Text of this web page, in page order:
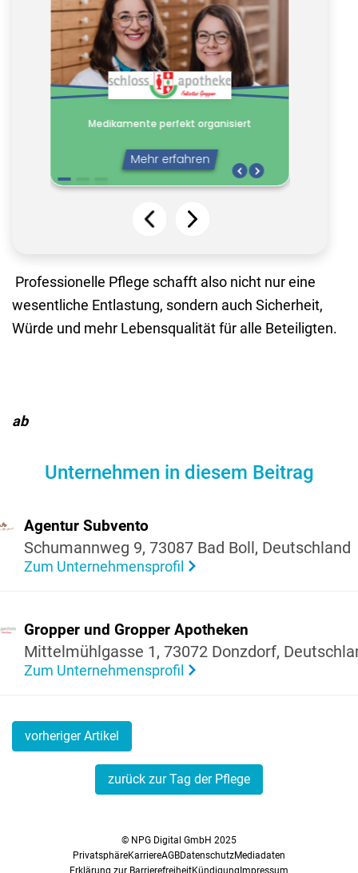
Professionelle Pflege schafft also nicht nur eine
wesentliche Entlastung, sondern auch Sicherheit,
Würde und mehr Lebensqualität für alle Beteiligten.
ab
Unternehmen in diesem Beitrag
Agentur Subvento
Schu­mannweg 9, 73087 Bad Boll, Deutsch­land
Zum Unternehmensprofil
Gropper und Gropper Apotheken
Mittel­mühl­gasse 1, 73072 Donzdorf,
Zum Unternehmensprofil
vorheriger Artikel
zurück zur Tag der Pflege
© NPG Digital GmbH 2025
PrivatsphäreKarriereAGBDatenschutzMediadaten